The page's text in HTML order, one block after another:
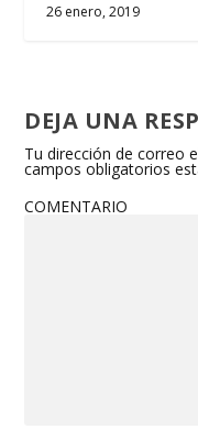
26 enero, 2019
DEJA UNA
Tu dirección de correo
campos obligatorios
COMENTARIO